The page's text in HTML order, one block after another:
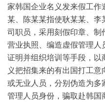
家韩国企业名义发来假工作
某、陈某某指使耿某某、李
司职员，采用刻假印章、制
营业执照、编造虚假管理人
证明并组织培训等手段，以
义把招集来的有出国打工意
或无业人员，分别伪造为多
管理人员身份，骗取赴韩国